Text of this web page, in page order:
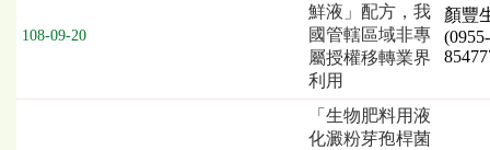
108-09-20
鮮液」配方，我
國管轄區域非專
屬授權移轉業界
利用
顏豐
(0955-
「生物肥料用液
化澱粉芽孢桿菌